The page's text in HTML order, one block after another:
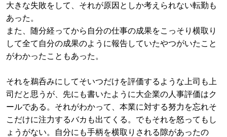
大きな失敗をして、それが原因としか考えられない転勤も
あった。
また、随分経ってから自分の仕事の成果をこっそり横取り
して全て自分の成果のように報告していたやつがいたこと
がわかったこともあった。
それを鵜呑みにしてそいつだけを評価するような上司も上
司だと思うが、先にも書いたように大企業の人事評価はク
ールである。それがわかって、本業に対する努力を忘れそ
こだけに注力するバカも出てくる。でもそれを怒ってもし
ょうがない。自分にも手柄を横取りされる隙があったの